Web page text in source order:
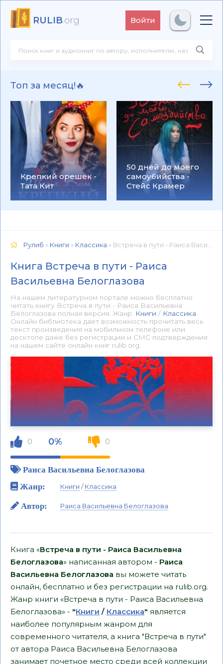
RULIB.org Войти
Топ за месяц!🔥
Крепкий орешек -
Тата Кит
50 дней до моего
самоубийства -
Стейс Крамер
Рулиб » Книги » Классика » Встреча в пути - Раиса Васильевна Белоглазова 📕 - Книга онлайн бесплатно
Книга Встреча в пути - Раиса
Васильевна Белоглазова
На нашем литературном портале можно бесплатно
читать книгу Встреча в пути - Раиса Васильевна
Белоглазова полная версия. Жанр: Книги / Классика
Онлайн библиотека дает возможность прочитать весь
текст произведения на мобильном телефоне или
десктопе даже без регистрации и СМС подтверждения
на нашем сайте онлайн книг rulib.org.
0 0% 0
Раиса Васильевна Белоглазова
Жанр:
Книги /Классика
Автор: Раиса Васильевна Белоглазова
Книга «Встреча в пути - Раиса Васильевна
Белоглазова» написанная автором - Раиса
Васильевна Белоглазова вы можете читать
онлайн, бесплатно и без регистрации на rulib.org.
Жанр книги «Встреча в пути - Раиса Васильевна
Белоглазова» - "Книги / Классика" является
наиболее популярным жанром для
современного читателя, а книга "Встреча в пути"
от автора Раиса Васильевна Белоглазова
занимает почетное место среди всей коллекции